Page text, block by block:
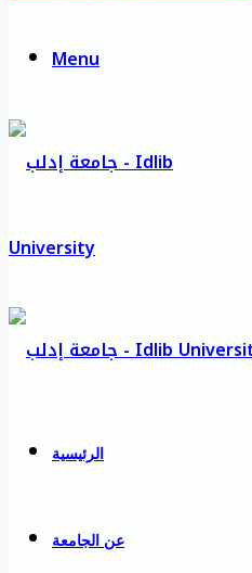
Menu
الرئيسية
عن الجامعة